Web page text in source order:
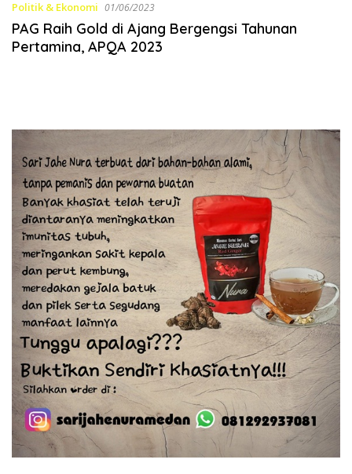
Politik & Ekonomi 01/06/2023
PAG Raih Gold di Ajang Bergengsi Tahunan
Pertamina, APQA 2023